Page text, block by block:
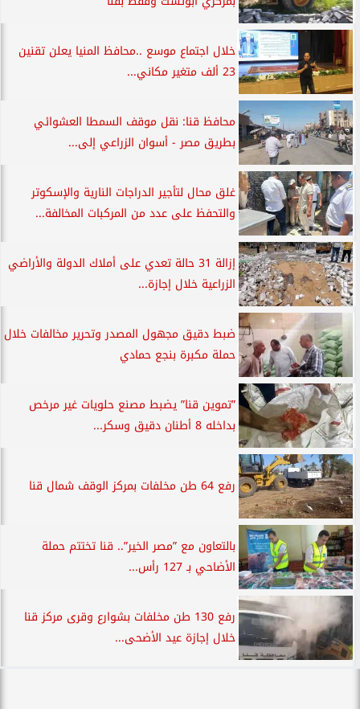
خلال اجتماع موسع ..محافظ المنيا يعلن تقنين
23 ألف متغير مكاني...
محافظ قنا: نقل موقف السمطا العشوائي
بطريق مصر - أسوان الزراعي إلى...
غلق محال لتأجير الدراجات النارية والإسكوتر
والتحفظ على عدد من المركبات المخالفة...
إزالة 31 حالة تعدي على أملاك الدولة والأراضي
الزراعية خلال إجازة...
ضبط دقيق مجهول المصدر وتحرير مخالفات خلال
حملة مكبرة بنجع حمادي
”تموين قنا” يضبط مصنع حلويات غير مرخص
بداخله 8 أطنان دقيق وسكر...
رفع 64 طن مخلفات بمركز الوقف شمال قنا
بالتعاون مع ”مصر الخير”.. قنا تختتم حملة
الأضاحي بـ 127 رأس...
رفع 130 طن مخلفات بشوارع وقرى مركز قنا
خلال إجازة عيد الأضحى...